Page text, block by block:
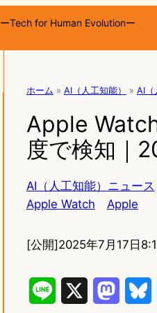
ーTech for Human Evolutionー
ホーム » AI（人工知能） » AI（
Apple
度で検知｜
AI（人工知能）ニュース
Apple Watch
Apple
[公開]2025年7月17日